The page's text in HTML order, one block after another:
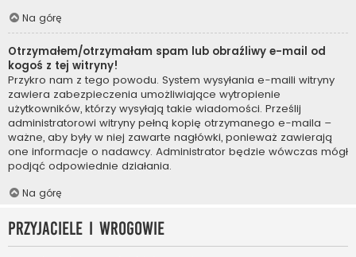
Na górę
Otrzymałem/otrzymałam spam lub obraźliwy e-mail od
kogoś z tej witryny!
Przykro nam z tego powodu. System wysyłania e-maili witryny
zawiera zabezpieczenia umożliwiające wytropienie
użytkowników, którzy wysyłają takie wiadomości. Prześlij
administratorowi witryny pełną kopię otrzymanego e-maila –
ważne, aby były w niej zawarte nagłówki, ponieważ zawierają
one informacje o nadawcy. Administrator będzie wówczas mógł
podjąć odpowiednie działania.
Na górę
Przyjaciele i wrogowie